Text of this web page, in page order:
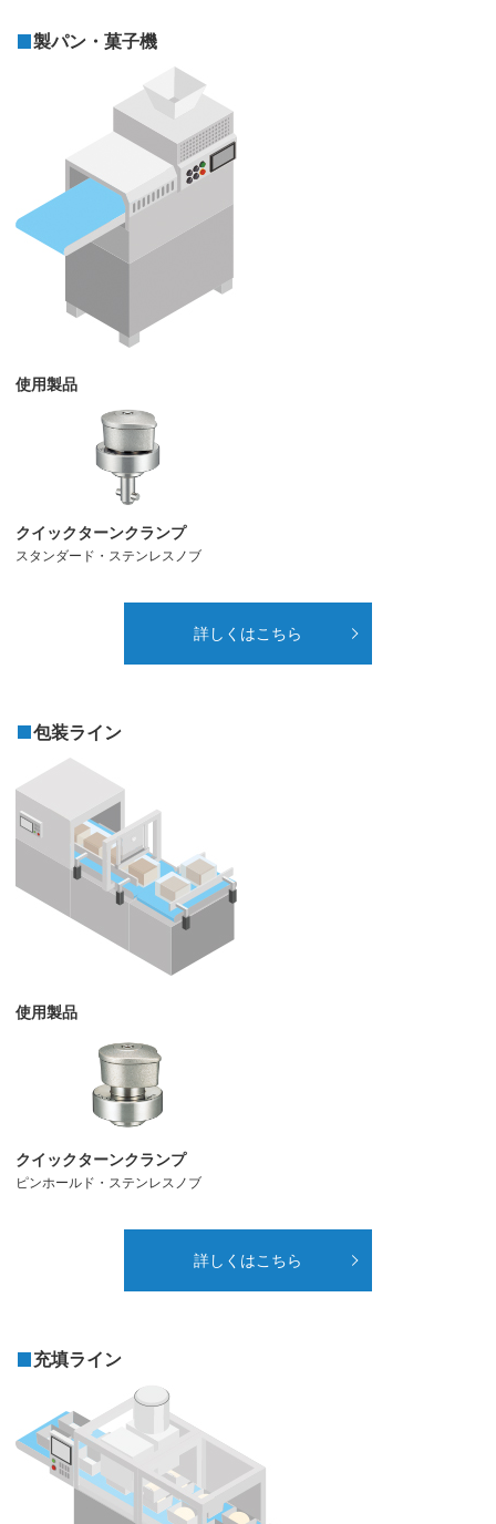
製パン・菓子機
使用製品
クイックターンクランプ
スタンダード・ステンレスノブ
詳しくはこちら
包装ライン
使用製品
クイックターンクランプ
ピンホールド・ステンレスノブ
詳しくはこちら
充填ライン